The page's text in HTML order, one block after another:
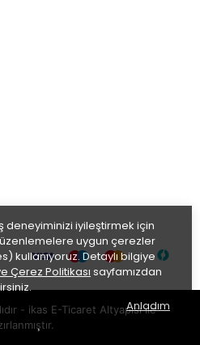
deneyiminizi iyileştirmek için
uygun çerezler
kullanıyoruz. Detaylı bilgiye
Çerez Politikası sayfamızdan
Anladım
- ikas E-Ticaret Altyapısı ile